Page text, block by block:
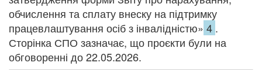
обчислення та сплату внеску на підтримку
працевлаштування осіб з інвалідністю» 4 .
Сторінка СПО зазначає, що проєкти були на
обговоренні до 22.05.2026.